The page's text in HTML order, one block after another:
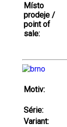
Místo
prodeje /
point of
sale:
Motiv:
Série:
Variant: